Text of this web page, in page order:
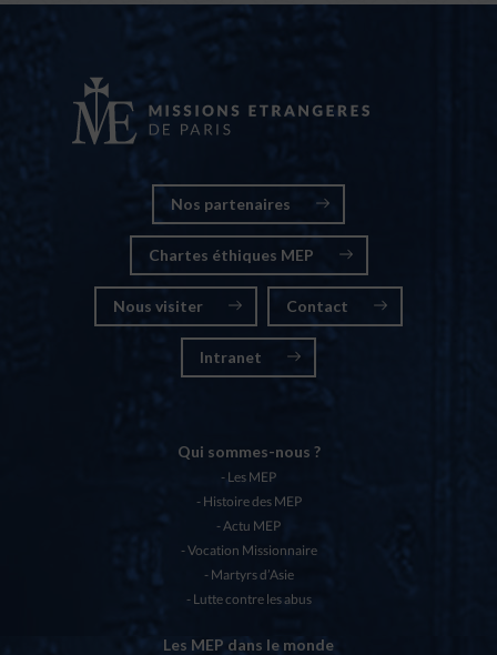
Nos partenaires
Chartes éthiques MEP
Nous visiter Contact
Intranet
Qui sommes-nous ?
Les MEP
Histoire des MEP
Actu MEP
Vocation Missionnaire
Martyrs d’Asie
Lutte contre les abus
Les MEP dans le monde